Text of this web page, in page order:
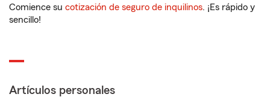
Comience su cotización de seguro de inquilinos. ¡Es rápido y
sencillo!
Artículos personales